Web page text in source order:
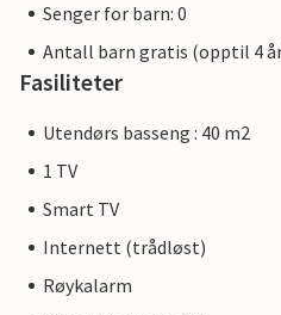
Senger for barn: 0
Antall barn gratis (opptil 4
Fasiliteter
Utendørs basseng : 40 m2
1 TV
Smart TV
Internett (trådløst)
Røykalarm